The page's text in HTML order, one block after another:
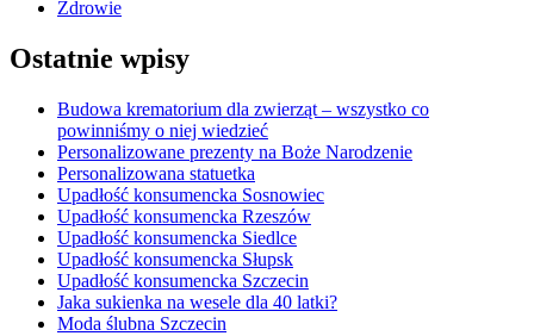
Zdrowie
Ostatnie wpisy
Budowa krematorium dla zwierząt – wszystko co
powinniśmy o niej wiedzieć
Personalizowane prezenty na Boże Narodzenie
Personalizowana statuetka
Upadłość konsumencka Sosnowiec
Upadłość konsumencka Rzeszów
Upadłość konsumencka Siedlce
Upadłość konsumencka Słupsk
Upadłość konsumencka Szczecin
Jaka sukienka na wesele dla 40 latki?
Moda ślubna Szczecin